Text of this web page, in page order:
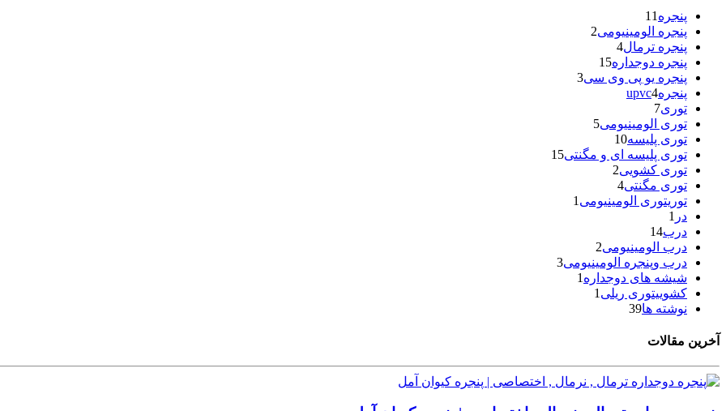
پنجره 11
پنجره الومینیومی2
پنجره ترمال4
پنجره دوجداره15
پنجره یو پی وی سی3
پنجرهupvc4
توری7
توری الومینیومی5
توری پلیسه10
توری پلیسه ای و مگنتی15
توری کشویی2
توری مگنتی4
توریتوری الومینیومی 1
در 1
درب14
درب الومینیومی2
درب وپنجره الومینیومی3
شیشه های دوجداره 1
کشوییتوری ریلی 1
نوشته ها39
آخرین مقالات